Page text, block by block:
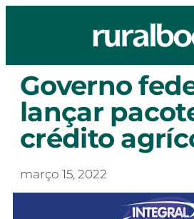
Governo
lançar
crédito
março 15, 2022